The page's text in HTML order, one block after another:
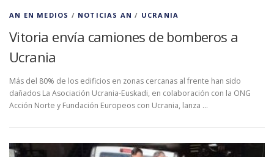
AN EN MEDIOS / NOTICIAS AN / UCRANIA
Vitoria envía camiones de bomberos a
Ucrania
Más del 80% de los edificios en zonas cercanas al frente han sido
dañados La Asociación Ucrania-Euskadi, en colaboración con la ONG
Acción Norte y Fundación Europeos con Ucrania, lanza …